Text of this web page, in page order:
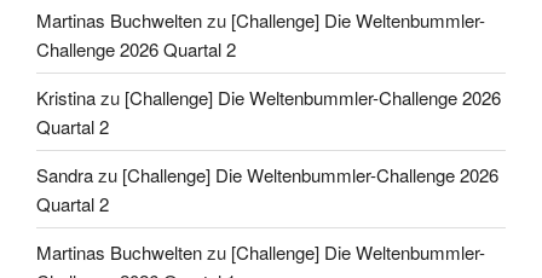
Martinas Buchweltenzu [Challenge] Die Weltenbummler-
Challenge 2026 Quartal 2
Kristinazu [Challenge] Die Weltenbummler-Challenge 2026
Quartal 2
Sandrazu [Challenge] Die Weltenbummler-Challenge 2026
Quartal 2
Martinas Buchweltenzu [Challenge] Die Weltenbummler-